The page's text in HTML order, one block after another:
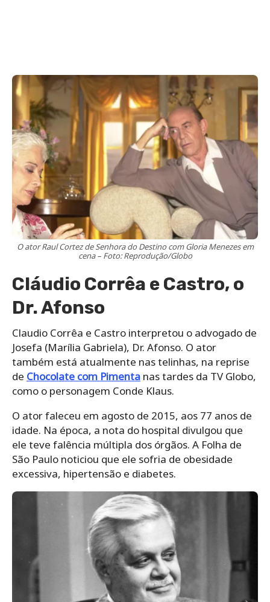
O ator Raul Cortez de Senhora do Destino com Gloria Menezes em
cena – Foto: Reprodução/Globo
Cláudio Corrêa e Castro, o
Dr. Afonso
Claudio Corrêa e Castro interpretou o advogado de
Josefa (Marília Gabriela), Dr. Afonso. O ator
também está atualmente nas telinhas, na reprise
de Chocolate com Pimenta nas tardes da TV Globo,
como o personagem Conde Klaus.
O ator faleceu em agosto de 2015, aos 77 anos de
idade. Na época, a nota do hospital divulgou que
ele teve falência múltipla dos órgãos. A Folha de
São Paulo noticiou que ele sofria de obesidade
excessiva, hipertensão e diabetes.